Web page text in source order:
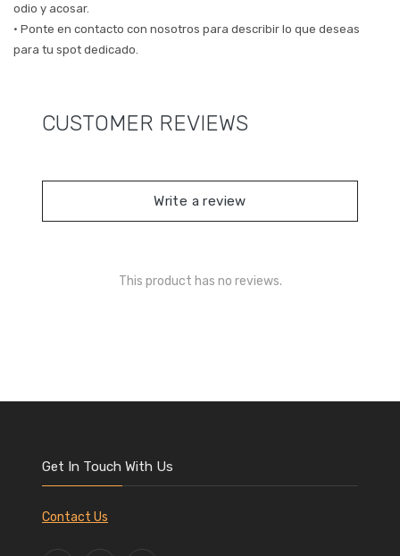
odio y acosar.
• Ponte en contacto con nosotros para describir lo que deseas
para tu spot dedicado.
CUSTOMER REVIEWS
Write a review
This product has no reviews.
Get In Touch With Us
Contact Us